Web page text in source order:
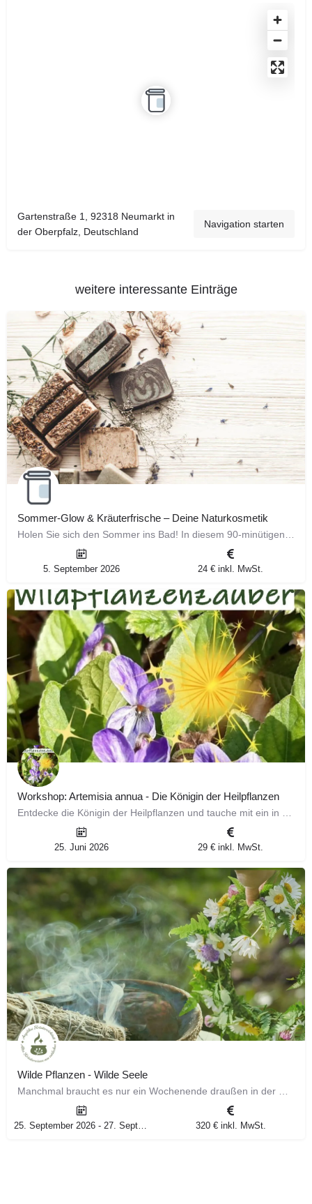
Gartenstraße 1, 92318 Neumarkt in
der Oberpfalz, Deutschland
Navigation starten
weitere interessante Einträge
Sommer-Glow & Kräuterfrische – Deine Naturkosmetik
5. September 2026 24 € inkl. MwSt.
Workshop: Artemisia annua - Die Königin der Heilpflanzen
25. Juni 2026 29 € inkl. MwSt.
Wilde Pflanzen - Wilde Seele
320 € inkl. MwSt.